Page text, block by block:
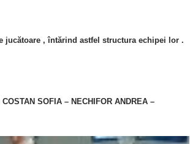
jucătoare , întărind astfel structura echipei lor .
SOFIA – NECHIFOR ANDREA –